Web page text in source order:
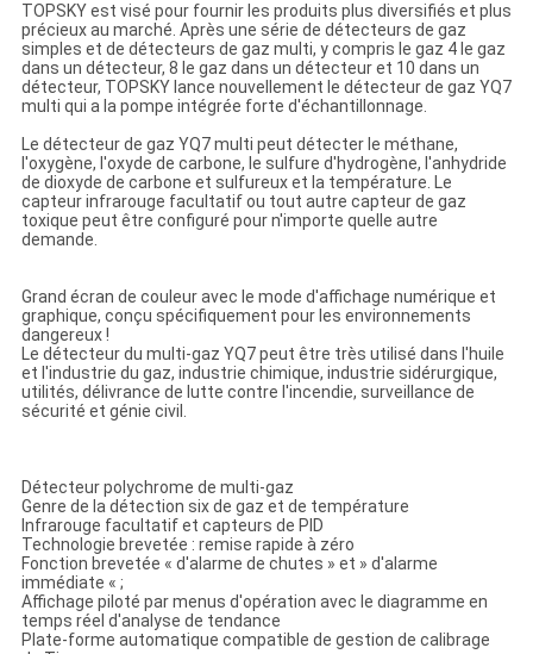
TOPSKY est visé pour fournir les produits plus diversifiés et plus
précieux au marché. Après une série de détecteurs de gaz
simples et de détecteurs de gaz multi, y compris le gaz 4 le gaz
dans un détecteur, 8 le gaz dans un détecteur et 10 dans un
détecteur, TOPSKY lance nouvellement le détecteur de gaz YQ7
multi qui a la pompe intégrée forte d'échantillonnage.
Le détecteur de gaz YQ7 multi peut détecter le méthane,
l'oxygène, l'oxyde de carbone, le sulfure d'hydrogène, l'anhydride
de dioxyde de carbone et sulfureux et la température. Le
capteur infrarouge facultatif ou tout autre capteur de gaz
toxique peut être configuré pour n'importe quelle autre
demande.
Grand écran de couleur avec le mode d'affichage numérique et
graphique, conçu spécifiquement pour les environnements
dangereux !
Le détecteur du multi-gaz YQ7 peut être très utilisé dans l'huile
et l'industrie du gaz, industrie chimique, industrie sidérurgique,
utilités, délivrance de lutte contre l'incendie, surveillance de
sécurité et génie civil.
Détecteur polychrome de multi-gaz
Genre de la détection six de gaz et de température
Infrarouge facultatif et capteurs de PID
Technologie brevetée : remise rapide à zéro
Fonction brevetée « d'alarme de chutes » et » d'alarme
immédiate « ;
Affichage piloté par menus d'opération avec le diagramme en
temps réel d'analyse de tendance
Plate-forme automatique compatible de gestion de calibrage